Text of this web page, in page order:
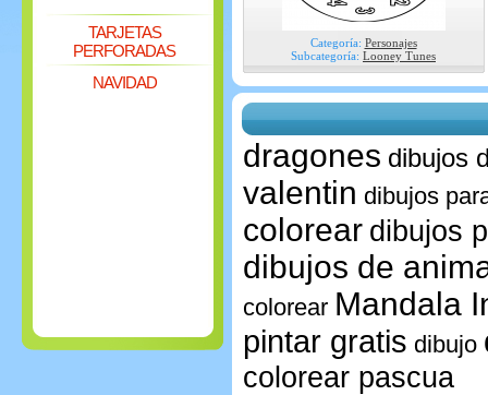
TARJETAS
PERFORADAS
NAVIDAD
Categoría: Personajes
Subcategoría: Looney Tunes
dragones dibujos
valentin dibujos
colorear dibujos
dibujos de
colorear Mandala
pintar gratis dibujo
colorear pascua